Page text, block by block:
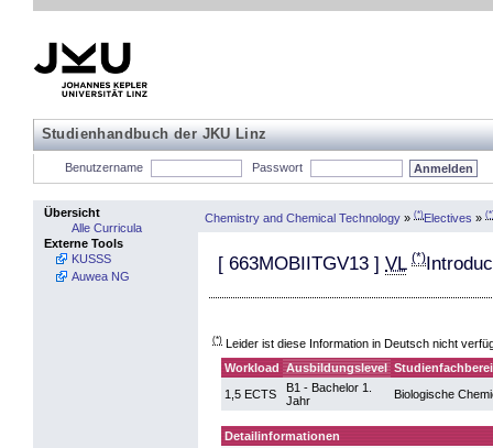
Studienhandbuch der JKU Linz
Benutzername Passwort
Übersicht
Alle Curricula
Externe Tools
KUSSS
Auwea NG
Chemistry and Chemical Technology » (*)Electives »
[ 663MOBIITGV13 ] VL (*)
(*) Leider ist diese Information in Deutsch nicht
Workload Ausbildungslevel
1,5 ECTS
B1 - Bachelor 1.
Jahr
Biologische
Detailinformationen